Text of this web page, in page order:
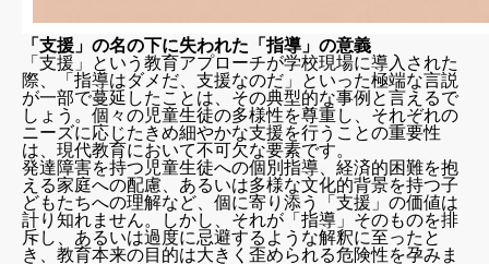
「支援」の名の下に失われた「指導」の意義
「支援」という教育アプローチが学校現場に導入された
際、「指導はダメだ、支援なのだ」といった極端な言説
が一部で蔓延したことは、その典型的な事例と言えるで
しょう。個々の児童生徒の多様性を尊重し、それぞれの
ニーズに応じたきめ細やかな支援を行うことの重要性
は、現代教育において不可欠な要素です。
発達障害を持つ児童生徒への個別指導、経済的困難を抱
える家庭への配慮、あるいは多様な文化的背景を持つ子
どもたちへの理解など、個に寄り添う「支援」の価値は
計り知れません。しかし、それが「指導」そのものを排
斥し、あるいは過度に忌避するような解釈に至ったと
き、教育本来の目的は大きく歪められる危険性を孕みま